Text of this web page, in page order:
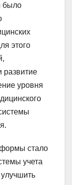
было
этого
развитие
уровня
стало
учета